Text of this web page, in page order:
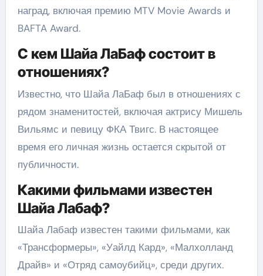
наград, включая премию MTV Movie Awards и
BAFTA Award.
С кем Шайа ЛаБаф состоит в
отношениях?
Известно, что Шайа ЛаБаф был в отношениях с
рядом знаменитостей, включая актрису Мишель
Вильямс и певицу ФКА Твигс. В настоящее
время его личная жизнь остается скрытой от
публичности.
Какими фильмами известен
Шайа Лабаф?
Шайа Лабаф известен такими фильмами, как
«Трансформеры», «Уайлд Кард», «Малхолланд
Драйв» и «Отряд самоубийц», среди других.